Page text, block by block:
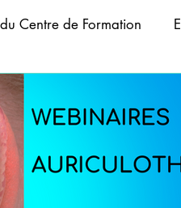
Centre de Formation
ABDOMINALE